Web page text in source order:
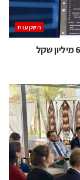
השקעות
רשות החדשנות מגדילה את מענקי קרן ההזנק: עד 6 מיליון שקל